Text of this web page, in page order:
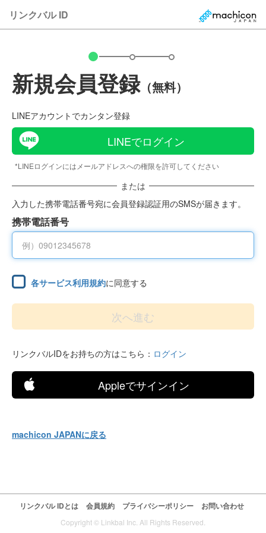
リンクバル ID
新規会員登録（無料）
LINEアカウントでカンタン登録
LINEでログイン
*LINEログインにはメールアドレスへの権限を許可してください
または
入力した携帯電話番号宛に会員登録認証用のSMSが届きます。
携帯電話番号
各サービス利用規約に同意する
リンクバルIDをお持ちの方はこちら： ログイン
Appleでサインイン
machicon JAPANに戻る
リンクバル IDとは 会員規約 プライバシーポリシー お問い合わせ
Copyright © Linkbal Inc. All Rights Reserved.